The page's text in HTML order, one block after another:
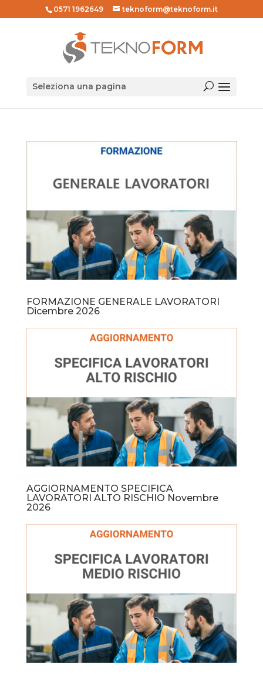
0571 1962649 teknoform@teknoform.it
Seleziona una pagina
FORMAZIONE GENERALE LAVORATORI
Dicembre 2026
AGGIORNAMENTO SPECIFICA
LAVORATORI ALTO RISCHIO Novembre
2026